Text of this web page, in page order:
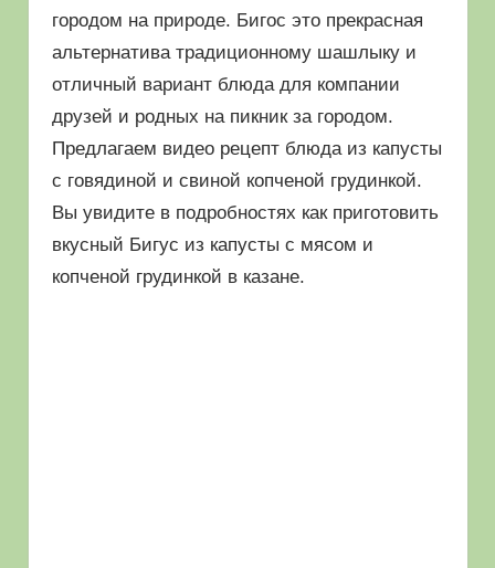
городом на природе. Бигос это прекрасная
альтернатива традиционному шашлыку и
отличный вариант блюда для компании
друзей и родных на пикник за городом.
Предлагаем видео рецепт блюда из капусты
с говядиной и свиной копченой грудинкой.
Вы увидите в подробностях как приготовить
вкусный Бигус из капусты с мясом и
копченой грудинкой в казане.